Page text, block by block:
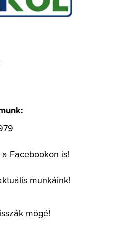
a Facebookon is!
munkáink!
mögé!